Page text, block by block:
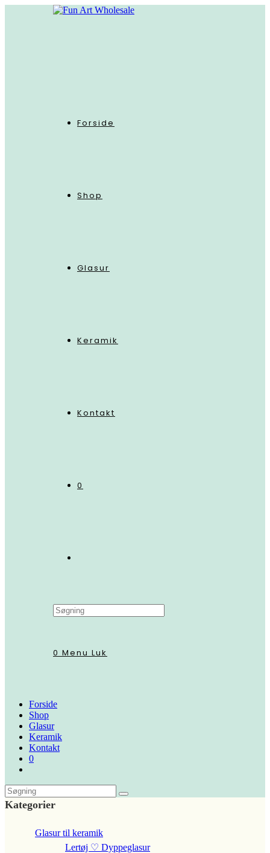
Forside
Shop
Glasur
Keramik
Kontakt
0
Search
this
0 Menu Luk
Forside
Shop
Glasur
Keramik
Kontakt
0
Kategorier
Glasur til keramik
Lertøj ♡ Dyppeglasur